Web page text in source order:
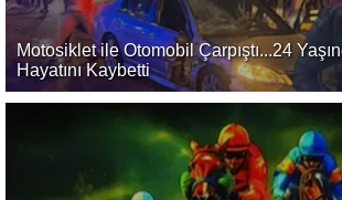
Motosiklet ile Otomobil Çarpıştı...24
Hayatını Kaybetti